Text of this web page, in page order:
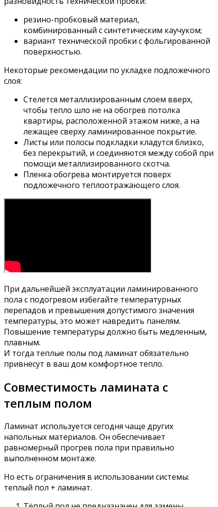
резино-пробковый материал,
комбинированный с синтетическим каучуком;
вариант технической пробки с фольгированной
поверхностью.
Некоторые рекомендации по укладке подложечного
слоя:
Стелется металлизированным слоем вверх,
чтобы тепло шло не на обогрев потолка
квартиры, расположенной этажом ниже, а на
лежащее сверху ламинированное покрытие.
Листы или полосы подкладки кладутся близко,
без перекрытий, и соединяются между собой при
помощи металлизированного скотча.
Пленка обогрева монтируется поверх
подложечного теплоотражающего слоя.
При дальнейшей эксплуатации ламинированного
пола с подогревом избегайте температурных
перепадов и превышения допустимого значения
температуры, это может навредить панелям.
Повышение температуры должно быть медленным,
плавным.
И тогда теплые полы под ламинат обязательно
привнесут в ваш дом комфортное тепло.
Совместимость ламината с
теплым полом
Ламинат используется сегодня чаще других
напольных материалов. Он обеспечивает
равномерный прогрев пола при правильно
выполненном монтаже.
Но есть ограничения в использовании системы:
теплый пол + ламинат.